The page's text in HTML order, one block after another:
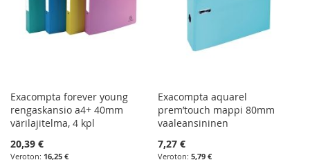
Exacompta forever young
rengaskansio a4+ 40mm
värilajitelma, 4 kpl
20,39 €
16,25 €
Exacompta aquarel
prem’touch mappi 80mm
vaaleansininen
7,27 €
5,79 €